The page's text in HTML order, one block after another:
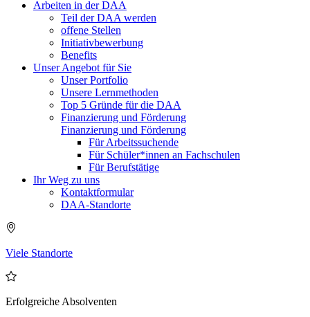
Arbeiten in der DAA
Teil der DAA werden
offene Stellen
Initiativbewerbung
Benefits
Unser Angebot für Sie
Unser Portfolio
Unsere Lernmethoden
Top 5 Gründe für die DAA
Finanzierung und Förderung
Finanzierung und Förderung
Für Arbeitssuchende
Für Schüler*innen an Fachschulen
Für Berufstätige
Ihr Weg zu uns
Kontaktformular
DAA-Standorte
Viele Standorte
Erfolgreiche Absolventen